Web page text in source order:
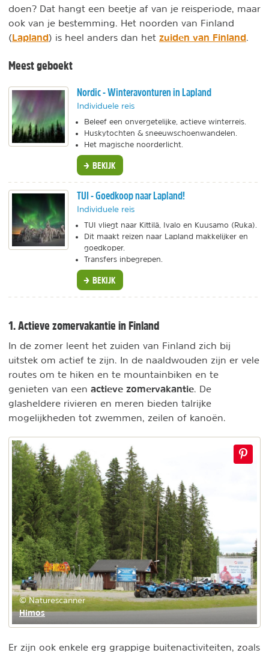
doen? Dat hangt een beetje af van je reisperiode, maar
ook van je bestemming. Het noorden van Finland
(Lapland) is heel anders dan het zuiden van Finland
Meest geboekt
Nordic - Winteravonturen in Lapland
Individuele reis
Beleef een onvergetelijke, actieve winterreis.
Huskytochten & sneeuwschoenwandelen.
Het magische noorderlicht.
BEKIJK
TUI - Goedkoop naar Lapland!
Individuele reis
TUI vliegt naar Kittilä, Ivalo en Kuusamo (Ruka).
Dit maakt reizen naar Lapland makkelijker en
goedkoper.
Transfers inbegrepen.
BEKIJK
1. Actieve zomervakantie in Finland
In de zomer leent het zuiden van Finland zich bij
uitstek om actief te zijn. In de naaldwouden zijn er vele
routes om te hiken en te mountainbiken en te
genieten van een actieve zomervakantie. De
glasheldere rivieren en meren bieden talrijke
mogelijkheden tot zwemmen, zeilen of kanoën.
© Naturescanner
Himos
Er zijn ook enkele erg grappige buitenactiviteiten, zoals